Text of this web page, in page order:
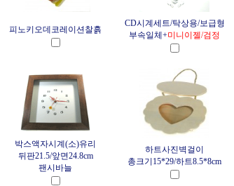
피노키오데코레이션찰흙
CD시계세트/탁상용/보급형
부속일체+미니이젤/검정
박스액자시계(소)유리
뒤판21.5/앞면24.8cm
팬시바늘
하트사진벽걸이
총크기15*29/하트8.5*8cm